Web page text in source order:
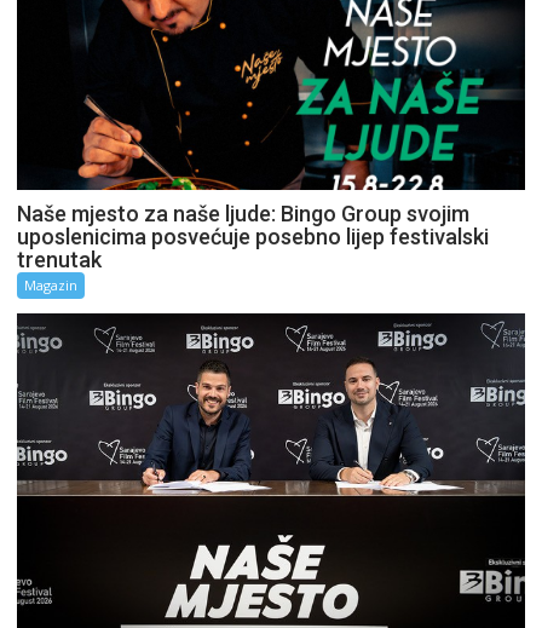
Naše mjesto za naše ljude: Bingo Group svojim
uposlenicima posvećuje posebno lijep festivalski
trenutak
Magazin